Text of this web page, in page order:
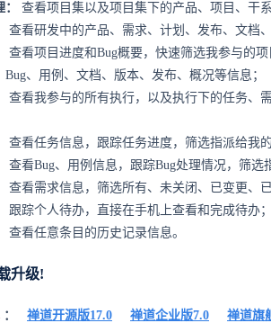
查看项目集以及项目集下的产品、项目、干系
查看研发中的产品、需求、计划、发布、文档
查看项目进度和Bug概要，快速筛选我参与的
Bug、用例、文档、版本、发布、概况等信息；
查看我参与的所有执行，以及执行下的任务、
查看任务信息，跟踪任务进度，筛选指派给我的
查看Bug、用例信息，跟踪Bug处理情况，筛选
查看需求信息，筛选所有、未关闭、已变更、
跟踪个人待办，直接在手机上查看和完成待办；
查看任意条目的历史记录信息。
升级!
： 禅道开源版17.0 禅道企业版7.0 禅道旗